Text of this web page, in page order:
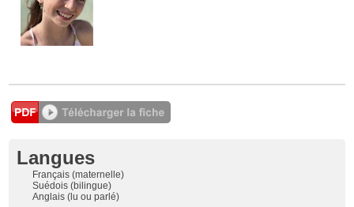
Langues
Français (maternelle)
Suédois (bilingue)
Anglais (lu ou parlé)